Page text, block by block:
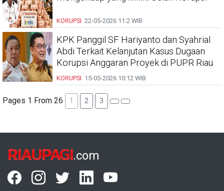
KORUPSI 22-05-2026 11:2 WIB
KPK Panggil SF Hariyanto dan Syahrial
Abdi Terkait Kelanjutan Kasus Dugaan
Korupsi Anggaran Proyek di PUPR Riau
KORUPSI 15-05-2026 10:12 WIB
Pages 1 From 26 1 2 3
RIAUPAGI.com